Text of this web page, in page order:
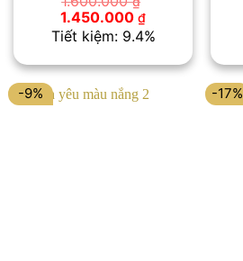
Giá
gốc
là:
1.450.000 ₫Giá
hiện
tại
1.450.000 ₫.
Tiết kiệm: 9.4%
-9% -17%